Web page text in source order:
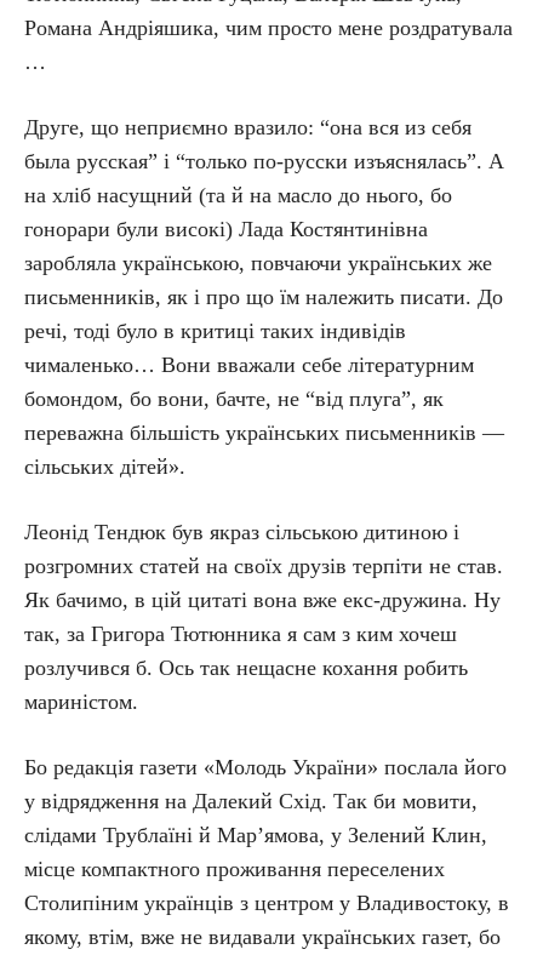
Романа Андріяшика, чим просто мене роздратувала
…
Друге, що неприємно вразило: “она вся из себя
была русская” і “только по-русски изъяснялась”. А
на хліб насущний (та й на масло до нього, бо
гонорари були високі) Лада Костянтинівна
заробляла українською, повчаючи українських же
письменників, як і про що їм належить писати. До
речі, тоді було в критиці таких індивідів
чималенько… Вони вважали себе літературним
бомондом, бо вони, бачте, не “від плуга”, як
переважна більшість українських письменників —
сільських дітей».
Леонід Тендюк був якраз сільською дитиною і
розгромних статей на своїх друзів терпіти не став.
Як бачимо, в цій цитаті вона вже екс-дружина. Ну
так, за Григора Тютюнника я сам з ким хочеш
розлучився б. Ось так нещасне кохання робить
мариністом.
Бо редакція газети «Молодь України» послала його
у відрядження на Далекий Схід. Так би мовити,
слідами Трублаїні й Мар’ямова, у Зелений Клин,
місце компактного проживання переселених
Столипіним українців з центром у Владивостоку, в
якому, втім, вже не видавали українських газет, бо